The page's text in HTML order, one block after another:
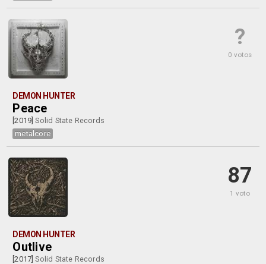
?
0 votos
DEMON HUNTER
Peace
[2019]Solid State Records
metalcore
87
1 voto
DEMON HUNTER
Outlive
[2017]Solid State Records